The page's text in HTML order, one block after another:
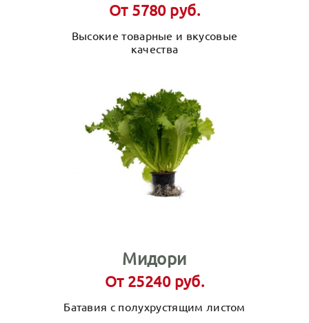
От 5780 руб.
Высокие товарные и вкусовые
качества
Мидори
От 25240 руб.
Батавия с полухрустящим листом